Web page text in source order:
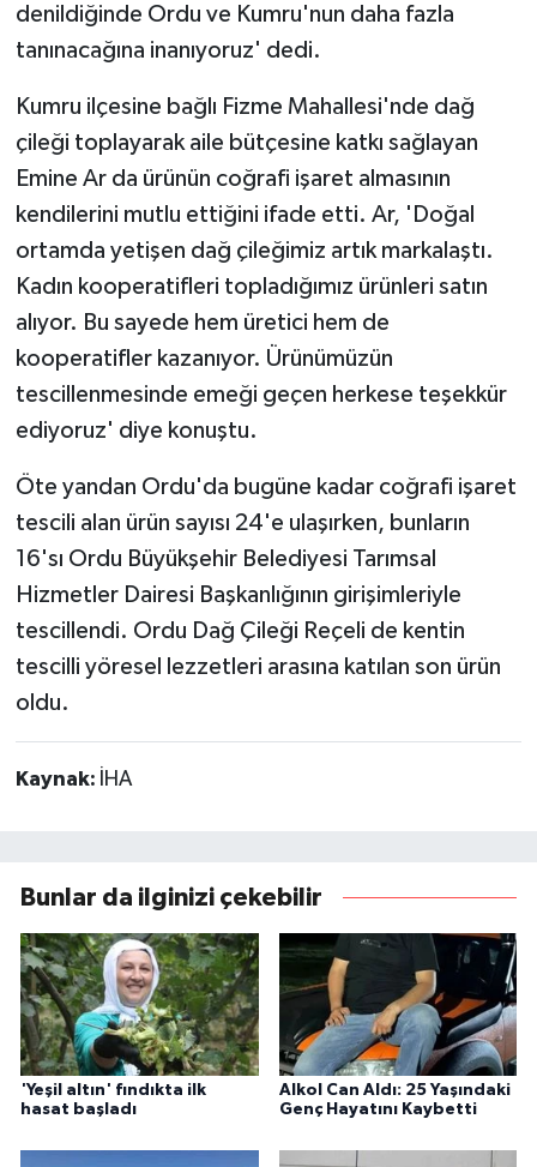
denildiğinde Ordu ve Kumru'nun daha fazla
tanınacağına inanıyoruz' dedi.
Kumru ilçesine bağlı Fizme Mahallesi'nde dağ
çileği toplayarak aile bütçesine katkı sağlayan
Emine Ar da ürünün coğrafi işaret almasının
kendilerini mutlu ettiğini ifade etti. Ar, 'Doğal
ortamda yetişen dağ çileğimiz artık markalaştı.
Kadın kooperatifleri topladığımız ürünleri satın
alıyor. Bu sayede hem üretici hem de
kooperatifler kazanıyor. Ürünümüzün
tescillenmesinde emeği geçen herkese teşekkür
ediyoruz' diye konuştu.
Öte yandan Ordu'da bugüne kadar coğrafi işaret
tescili alan ürün sayısı 24'e ulaşırken, bunların
16'sı Ordu Büyükşehir Belediyesi Tarımsal
Hizmetler Dairesi Başkanlığının girişimleriyle
tescillendi. Ordu Dağ Çileği Reçeli de kentin
tescilli yöresel lezzetleri arasına katılan son ürün
oldu.
Kaynak: İHA
Bunlar da ilginizi çekebilir
'Yeşil altın' fındıkta ilk
hasat başladı
Alkol Can Aldı: 25 Yaşındaki
Genç Hayatını Kaybetti